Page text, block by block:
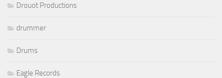
Drouot Productions
drummer
Drums
Eagle Records